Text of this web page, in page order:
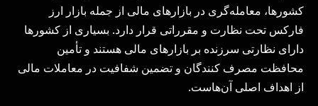
کشورها، معامله‌گری در بازارهای مالی از جمله بازار ارز
فارکس تحت نظارت و مقرراتی قرار دارد. بسیاری از کشورها
دارای نظارتی سرزنده بر بازارهای مالی هستند و تأمین
محافظت مصرف ‌کنندگان و تضمین شفافیت در معاملات مالی
از اهداف اصلی آن‌هاست.